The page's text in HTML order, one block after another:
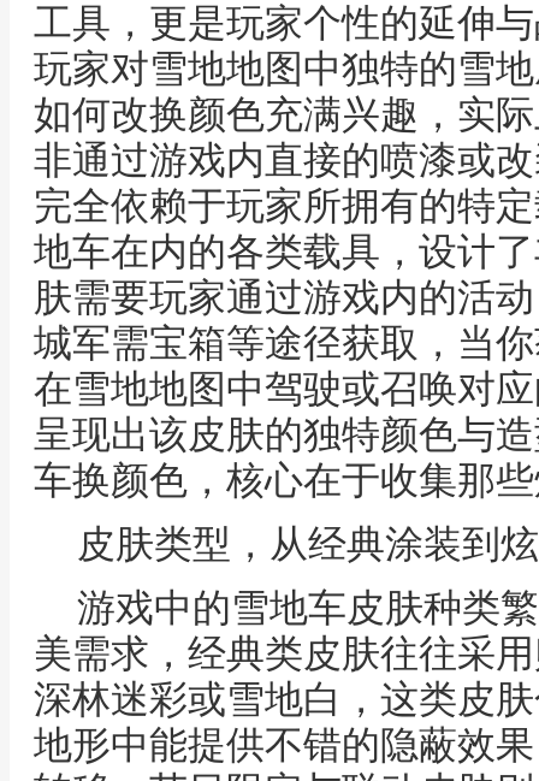
工具，更是玩家个性的延伸
玩家对雪地地图中独特的雪
如何改换颜色充满兴趣，实
非通过游戏内直接的喷漆或
完全依赖于玩家所拥有的特
地车在内的各类载具，设计
肤需要玩家通过游戏内的活
城军需宝箱等途径获取，当
在雪地地图中驾驶或召唤对
呈现出该皮肤的独特颜色与
车换颜色，核心在于收集那
皮肤类型，从经典涂装到
游戏中的雪地车皮肤种类
美需求，经典类皮肤往往采
深林迷彩或雪地白，这类皮
地形中能提供不错的隐蔽效